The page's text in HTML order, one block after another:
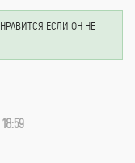
ЕСЛИ ОН НЕ